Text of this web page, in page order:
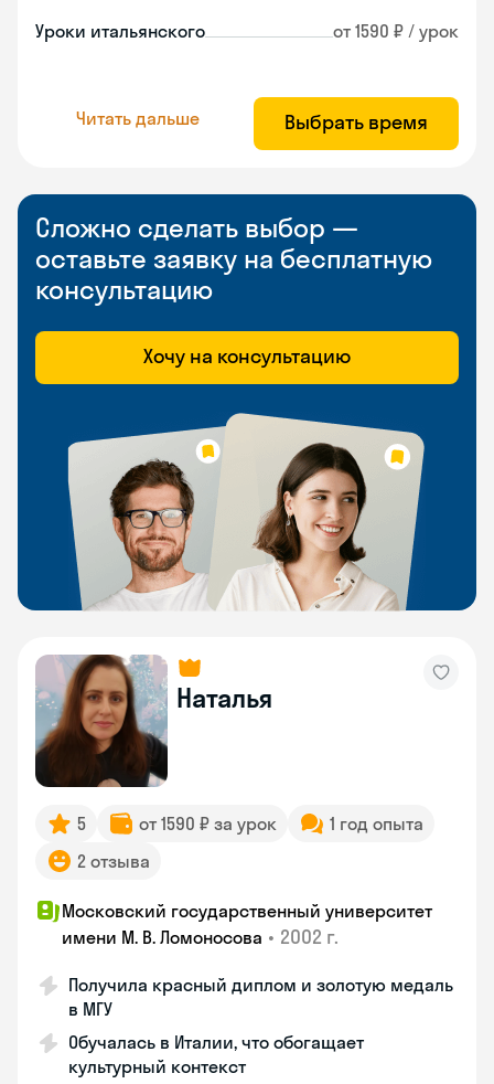
Уроки итальянского от 1590 ₽ / урок
Читать дальше Выбрать время
Сложно сделать выбор —
оставьте заявку на бесплатную
консультацию
Хочу на консультацию
Наталья
5 от 1590 ₽ за урок
1 год опыта
2 отзыва
Московский государственный университет
имени М. В. Ломоносова • 2002 г.
Получила красный диплом и золотую медаль
в МГУ
Обучалась в Италии, что обогащает
культурный контекст